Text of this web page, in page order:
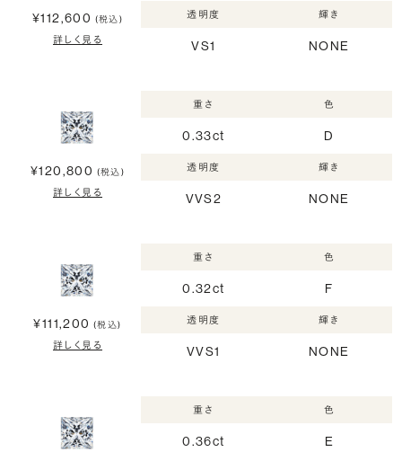
¥112,600 (税込)
詳しく見る
透明度
VS1
輝き
NONE
¥120,800 (税込)
詳しく見る
重さ
0.33ct
色
D
透明度
VVS2
輝き
NONE
¥111,200 (税込)
詳しく見る
重さ
0.32ct
色
F
透明度
VVS1
輝き
NONE
重さ
0.36ct
色
E